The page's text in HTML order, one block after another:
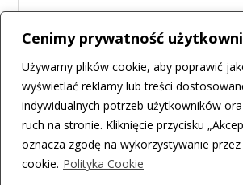
Cenimy prywatność
Używamy plików cookie, aby poprawić
wyświetlać reklamy lub treści
indywidualnych potrzeb użytkowników
ruch na stronie. Kliknięcie przycisku
oznacza zgodę na wykorzystywanie
cookie. Polityka Cookie
mail:
więcej